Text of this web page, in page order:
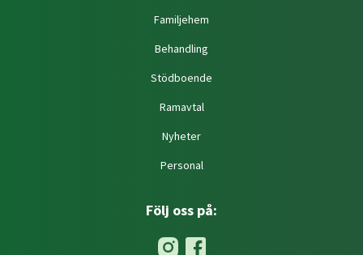
Familjehem
Behandling
Stödboende
Ramavtal
Nyheter
Personal
Följ oss på: